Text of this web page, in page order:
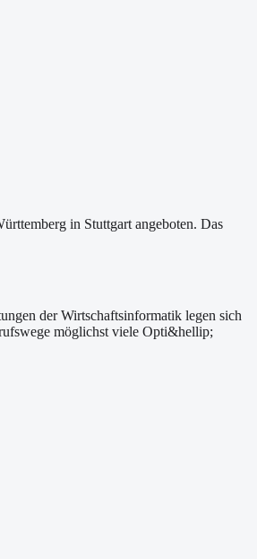
in Stuttgart angeboten. Das
der Wirtschaftsinformatik legen sich
möglichst viele Opti&hellip;